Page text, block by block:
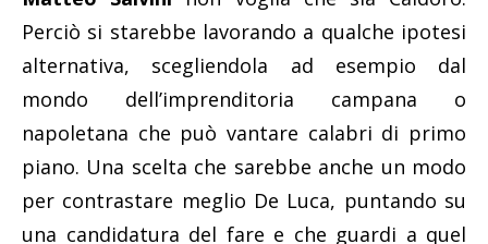
Perciò si starebbe lavorando a qualche ipotesi
alternativa, scegliendola ad esempio dal
mondo dell’imprenditoria campana o
napoletana che può vantare calabri di primo
piano. Una scelta che sarebbe anche un modo
per contrastare meglio De Luca, puntando su
una candidatura del fare e che guardi a quel